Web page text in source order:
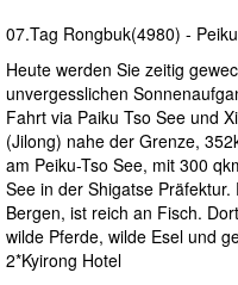
07.Tag Rongbuk(4980) -
Heute werden Sie zeitig
unvergesslichen
Fahrt via Paiku Tso See und
(Jilong) nahe der Grenze,
am Peiku-Tso See, mit 300
See in der Shigatse
Bergen, ist reich an Fisch.
wilde Pferde, wilde Esel und
2*Kyirong Hotel